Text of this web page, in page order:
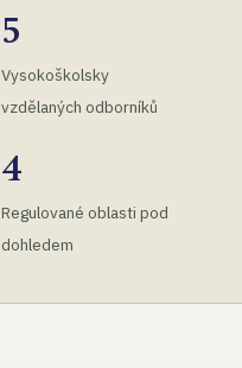
5
Vysokoškolsky
vzdělaných odborníků
4
Regulované oblasti pod
dohledem